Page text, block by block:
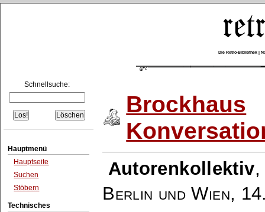
Die Retro-Bibliothek |
Schnellsuche:
Hauptmenü
Hauptseite
Suchen
Stöbern
Technisches
Brockhaus
Autorenkollektiv
Berlin und Wien,